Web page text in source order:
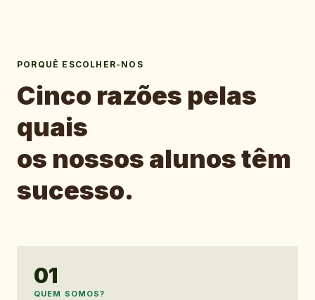
PORQUÊ ESCOLHER-NOS
Cinco razões pelas
quais
os nossos alunos têm
sucesso.
01
QUEM SOMOS?